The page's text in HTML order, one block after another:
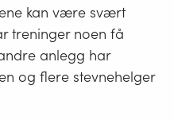
kan være svært
treninger noen få
anlegg har
og flere stevnehelger